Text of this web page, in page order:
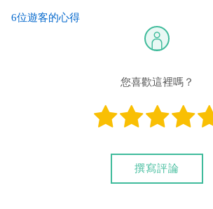
您也可以利用這幾個常用的網路ATM匯款： [
6位遊客的心得
您喜歡這裡嗎？
撰寫評論